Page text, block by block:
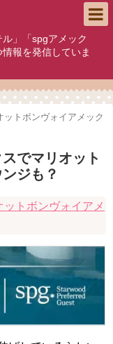
ル」「spgアメック
報を発信していま
ットボンヴォイアメック
でマリオット
ジも？
ットボンヴォイアメ